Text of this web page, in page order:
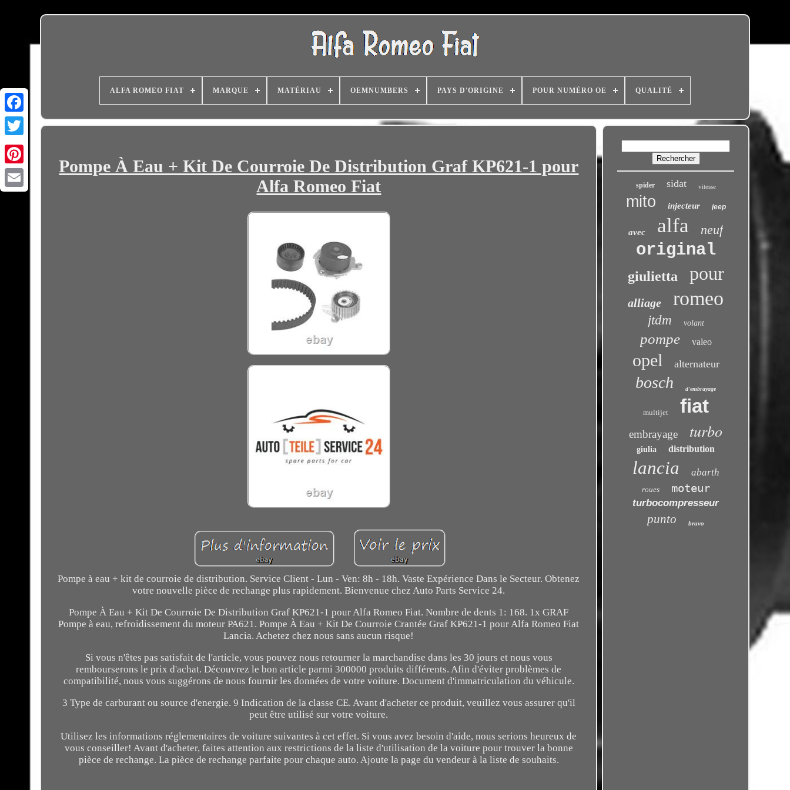
ALFA ROMEO FIAT MARQUE MATÉRIAU OEMNUMBERS PAYS D'ORIGINE POUR NUMÉRO OE QUALITÉ
Pompe À Eau + Kit De Courroie De Distribution Graf KP621-1 pour
Alfa Romeo Fiat
Pompe à eau + kit de courroie de distribution. Service Client - Lun - Ven: 8h - 18h. Vaste Expérience Dans le Secteur. Obtenez
votre nouvelle pièce de rechange plus rapidement. Bienvenue chez Auto Parts Service 24.
Pompe À Eau + Kit De Courroie De Distribution Graf KP621-1 pour Alfa Romeo Fiat. Nombre de dents 1: 168. 1x GRAF
Pompe à eau, refroidissement du moteur PA621. Pompe À Eau + Kit De Courroie Crantée Graf KP621-1 pour Alfa Romeo Fiat
Lancia. Achetez chez nous sans aucun risque!
Si vous n'êtes pas satisfait de l'article, vous pouvez nous retourner la marchandise dans les 30 jours et nous vous
rembourserons le prix d'achat. Découvrez le bon article parmi 300000 produits différents. Afin d'éviter problèmes de
compatibilité, nous vous suggérons de nous fournir les données de votre voiture. Document d'immatriculation du véhicule.
3 Type de carburant ou source d'energie. 9 Indication de la classe CE. Avant d'acheter ce produit, veuillez vous assurer qu'il
peut être utilisé sur votre voiture.
Utilisez les informations réglementaires de voiture suivantes à cet effet. Si vous avez besoin d'aide, nous serions heureux de
vous conseiller! Avant d'acheter, faites attention aux restrictions de la liste d'utilisation de la voiture pour trouver la bonne
pièce de rechange. La pièce de rechange parfaite pour chaque auto. Ajoute la page du vendeur à la liste de souhaits.
spider sidat vitesse
mito injecteur jeep
avec alfa neuf
original
giulietta pour
alliage romeo
jtdm volant
pompe valeo
opel alternateur
bosch d'embrayage
multijet fiat
embrayage turbo
giulia distribution
lancia abarth
roues moteur
turbocompresseur
punto bravo